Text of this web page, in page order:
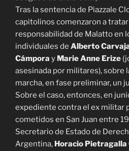
Tras la sentencia de Piazzale
capitolinos comenzaron a
responsabilidad de Malatto en
individuales de Alberto
Cámpora y Marie Anne Erize
asesinada por militares), sobre
marcha, en fase preliminar, un
Sobre el caso, entonces, en
expediente contra el ex militar
cometidos en San Juan entre
Secretario de Estado de
Argentina, Horacio